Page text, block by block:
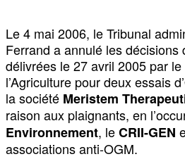
Le 4 mai 2006, le Tribunal
Ferrand a annulé les décisions
délivrées le 27 avril 2005 par
l’Agriculture pour deux essais
la société Meristem
raison aux plaignants, en
Environnement, leCRII-GEN
associations anti-OGM.